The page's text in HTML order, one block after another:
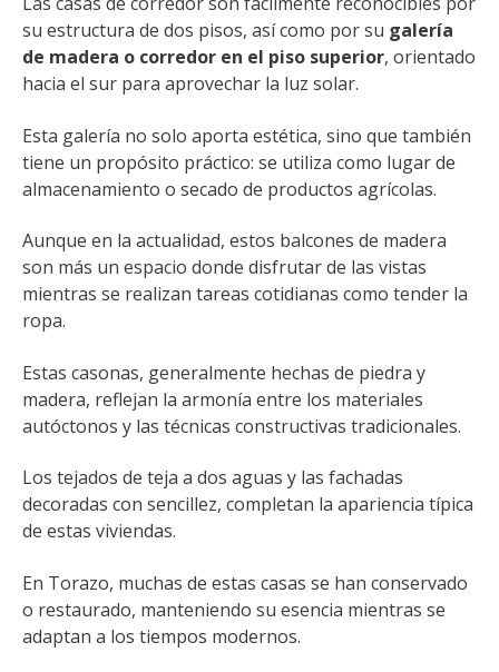
su estructura de dos pisos, así como por su galería
de madera o corredor en el piso superior, orientado
hacia el sur para aprovechar la luz solar.
Esta galería no solo aporta estética, sino que también
tiene un propósito práctico: se utiliza como lugar de
almacenamiento o secado de productos agrícolas.
Aunque en la actualidad, estos balcones de madera
son más un espacio donde disfrutar de las vistas
mientras se realizan tareas cotidianas como tender la
ropa.
Estas casonas, generalmente hechas de piedra y
madera, reflejan la armonía entre los materiales
autóctonos y las técnicas constructivas tradicionales.
Los tejados de teja a dos aguas y las fachadas
decoradas con sencillez, completan la apariencia típica
de estas viviendas.
En Torazo, muchas de estas casas se han conservado
o restaurado, manteniendo su esencia mientras se
adaptan a los tiempos modernos.